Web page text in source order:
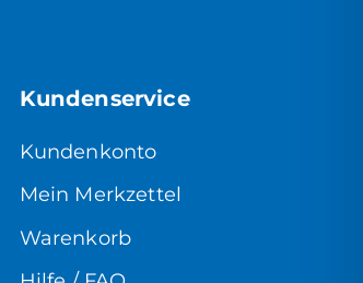
Kundenservice
Kundenkonto
Mein Merkzettel
Warenkorb